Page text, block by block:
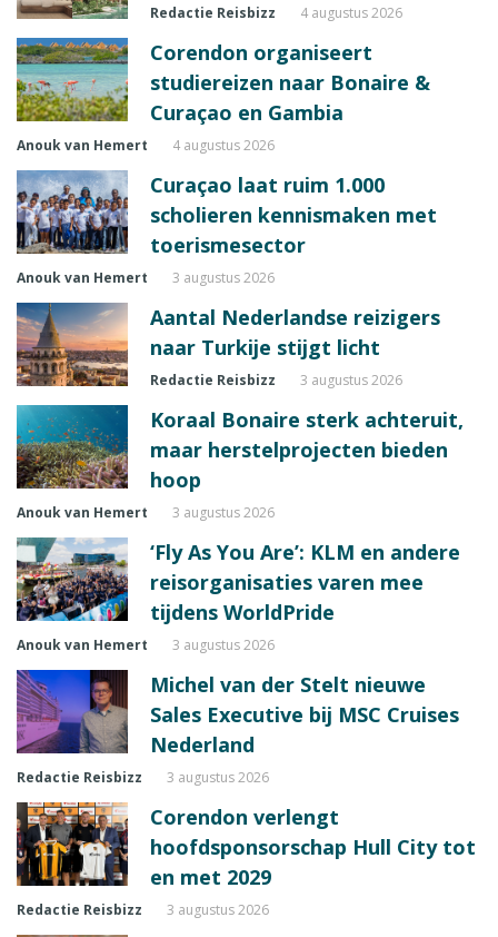
Redactie Reisbizz 4 augustus 2026
Corendon organiseert
studiereizen naar Bonaire &
Curaçao en Gambia
Anouk van Hemert 4 augustus 2026
Curaçao laat ruim 1.000
scholieren kennismaken met
toerismesector
Anouk van Hemert 3 augustus 2026
Aantal Nederlandse reizigers
naar Turkije stijgt licht
Redactie Reisbizz 3 augustus 2026
Koraal Bonaire sterk achteruit,
maar herstelprojecten bieden
hoop
Anouk van Hemert 3 augustus 2026
‘Fly As You Are’: KLM en andere
reisorganisaties varen mee
tijdens WorldPride
Anouk van Hemert 3 augustus 2026
Michel van der Stelt nieuwe
Sales Executive bij MSC Cruises
Nederland
Redactie Reisbizz 3 augustus 2026
Corendon verlengt
hoofdsponsorschap Hull City tot
en met 2029
Redactie Reisbizz 3 augustus 2026